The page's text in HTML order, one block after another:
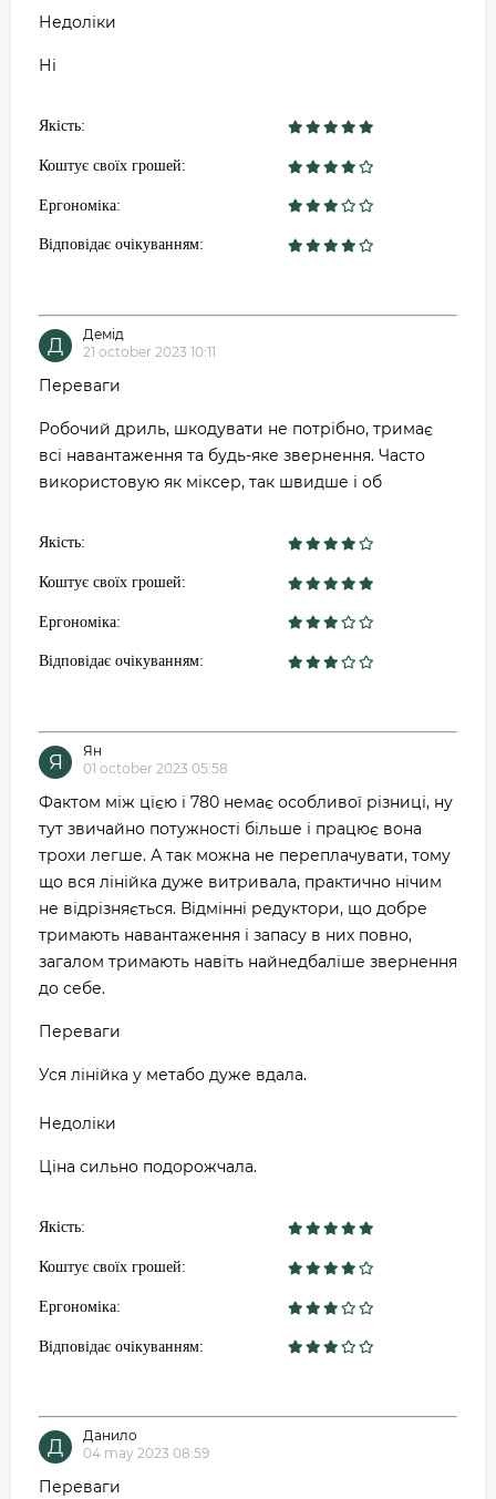
Недоліки
Ні
Якість:
Коштує своїх грошей:
Ергономіка:
Відповідає очікуванням:
Д
Демід
21 october 2023 10:11
Переваги
Робочий дриль, шкодувати не потрібно, тримає
всі навантаження та будь-яке звернення. Часто
використовую як міксер, так швидше і об
Якість:
Коштує своїх грошей:
Ергономіка:
Відповідає очікуванням:
Я
Ян
01 october 2023 05:58
Фактом між цією і 780 немає особливої ​​різниці, ну
тут звичайно потужності більше і працює вона
трохи легше. А так можна не переплачувати, тому
що вся лінійка дуже витривала, практично нічим
не відрізняється. Відмінні редуктори, що добре
тримають навантаження і запасу в них повно,
загалом тримають навіть найнедбаліше звернення
до себе.
Переваги
Уся лінійка у метабо дуже вдала.
Недоліки
Ціна сильно подорожчала.
Якість:
Коштує своїх грошей:
Ергономіка:
Відповідає очікуванням:
Д
Данило
04 may 2023 08:59
Переваги